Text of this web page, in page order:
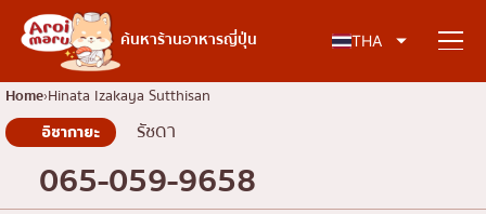
ค้นหาร้านอาหารญี่ปุ่น THA
อาหารญี่ปุ่น
ค้นหาร้านอาหาร
Home Hinata Izakaya Sutthisan
อิซากายะ รัชดา
065-059-9658